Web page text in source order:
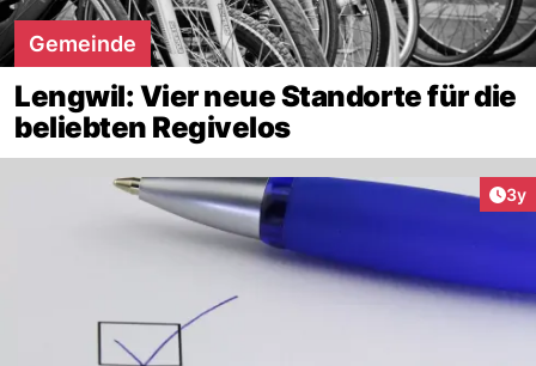
Gemeinde
Lengwil: Vier neue Standorte für die
beliebten Regivelos
3y